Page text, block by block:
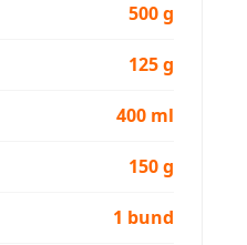
500 g
125 g
400 ml
150 g
1 bund